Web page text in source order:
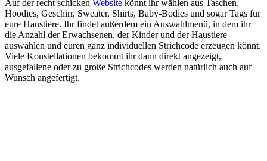
Auf der recht schicken Website könnt ihr wählen aus Taschen,
Hoodies, Geschirr, Sweater, Shirts, Baby-Bodies und sogar Tags für
eure Haustiere. Ihr findet außerdem ein Auswahlmenü, in dem ihr
die Anzahl der Erwachsenen, der Kinder und der Haustiere
auswählen und euren ganz individuellen Strichcode erzeugen könnt.
Viele Konstellationen bekommt ihr dann direkt angezeigt,
ausgefallene oder zu große Strichcodes werden natürlich auch auf
Wunsch angefertigt.